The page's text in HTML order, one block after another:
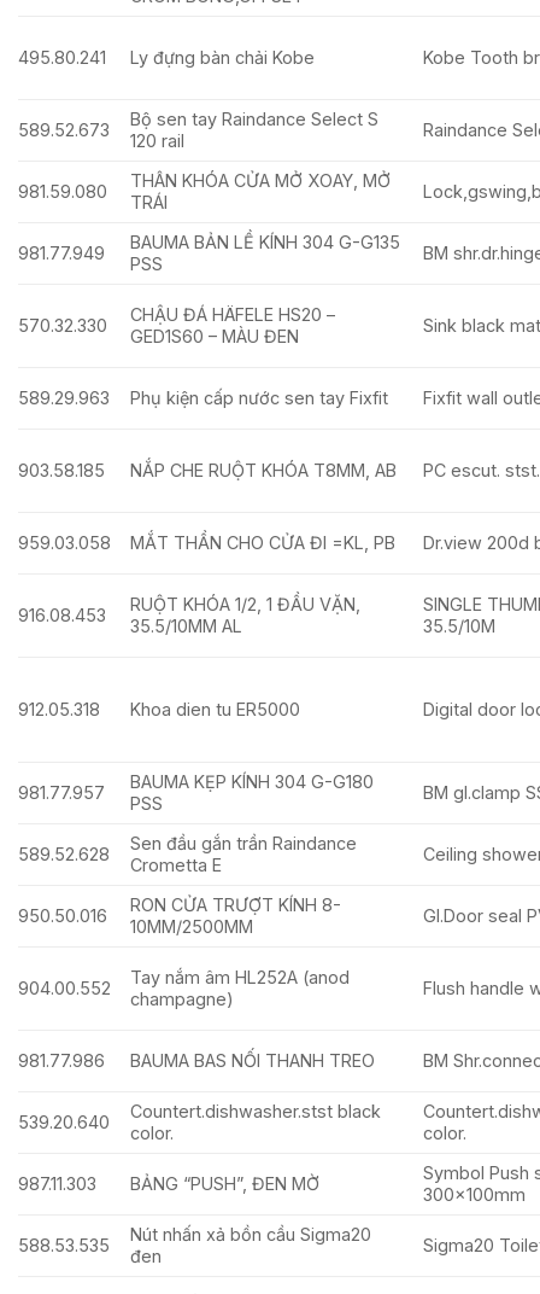
495.80.241 Ly đựng bàn chải Kobe Kobe Tooth
589.52.673
Bộ sen tay Raindance Select S
120 rail
Raindance
981.59.080
THÂN KHÓA CỬA MỞ XOAY, MỞ
TRÁI
981.77.949
BAUMA BẢN LỀ KÍNH 304 G-G135
PSS
BM
570.32.330
CHẬU ĐÁ HÄFELE HS20 –
GED1S60 – MÀU ĐEN
Sink
589.29.963 Phụ kiện cấp nước sen tay Fixfit Fixfit wall
903.58.185 NẮP CHE RUỘT KHÓA T8MM, AB PC escut.
959.03.058 MẮT THẦN CHO CỬA ĐI =KL, PB Dr.view 200d
916.08.453
RUỘT KHÓA 1/2, 1 ĐẦU VẶN,
35.5/10MM AL
SINGLE
35.5/10M
912.05.318 Khoa dien tu ER5000 Digital door
981.77.957
BAUMA KẸP KÍNH 304 G-G180
PSS
BM gl.clamp
589.52.628
Sen đầu gắn trần Raindance
Crometta E
Ceiling
950.50.016
RON CỬA TRƯỢT KÍNH 8-
10MM/2500MM
Gl.Door seal
904.00.552
Tay nắm âm HL252A (anod
champagne)
Flush handle
981.77.986 BAUMA BAS NỐI THANH TREO BM
539.20.640
Countert.dishwasher.stst black
color.
color.
987.11.303 BẢNG “PUSH”, ĐEN MỜ
Symbol Push
300x100mm
588.53.535
Nút nhấn xả bồn cầu Sigma20
đen
Sigma20